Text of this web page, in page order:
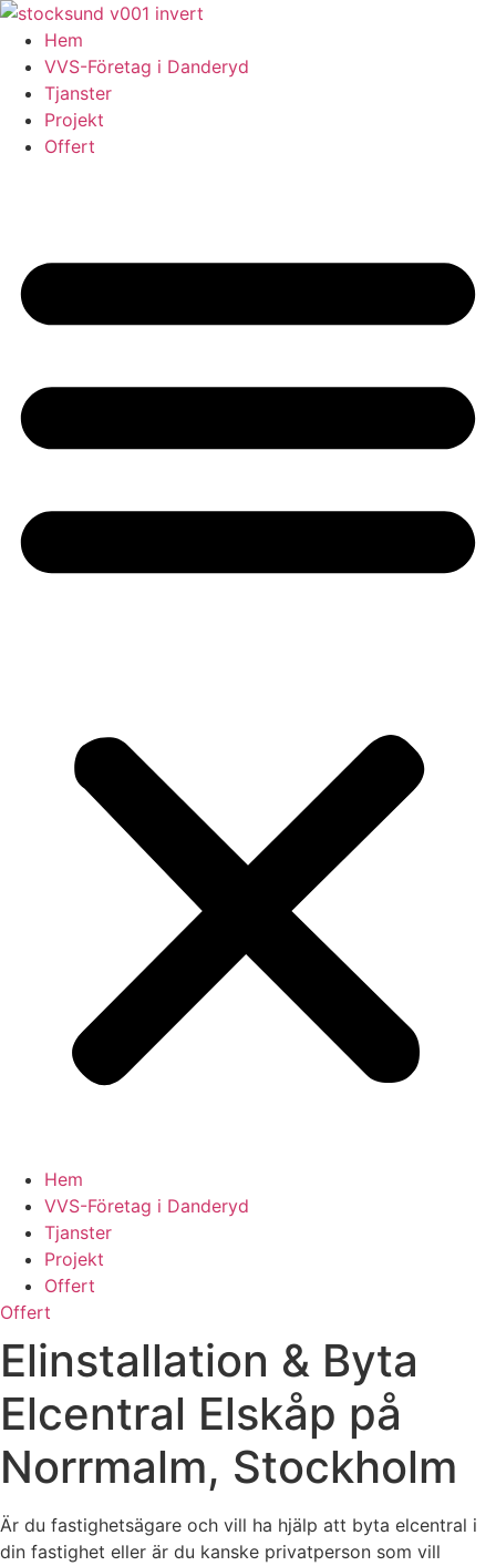
Skip
content
Hem
VVS-Företag i Danderyd
Tjanster
Projekt
Offert
Hem
VVS-Företag i Danderyd
Tjanster
Projekt
Offert
Offert
Elinstallation & Byta
Elcentral Elskåp på
Norrmalm, Stockholm
Är du fastighetsägare och vill ha hjälp att byta elcentral i
din fastighet eller är du kanske privatperson som vill